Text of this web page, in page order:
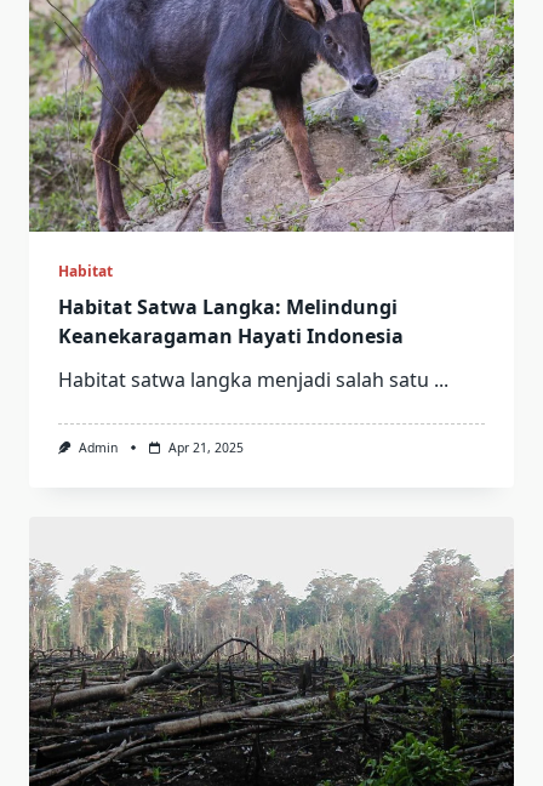
Habitat
Habitat Satwa Langka: Melindungi
Keanekaragaman Hayati Indonesia
Habitat satwa langka menjadi salah satu ...
Admin Apr 21, 2025